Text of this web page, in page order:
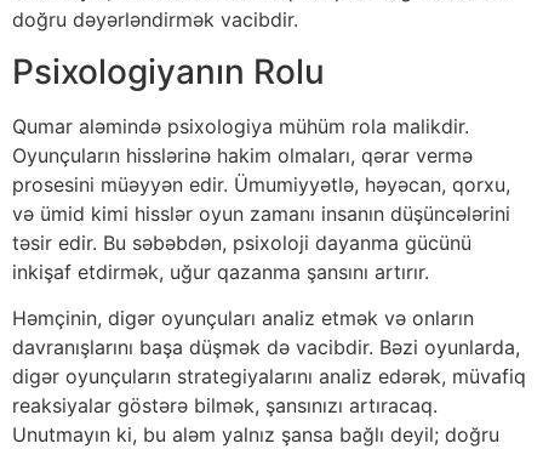
doğru dəyərləndirmək vacibdir.
Psixologiyanın Rolu
Qumar aləmində psixologiya mühüm rola malikdir.
Oyunçuların hisslərinə hakim olmaları, qərar vermə
prosesini müəyyən edir. Ümumiyyətlə, həyəcan, qorxu,
və ümid kimi hisslər oyun zamanı insanın düşüncələrini
təsir edir. Bu səbəbdən, psixoloji dayanma gücünü
inkişaf etdirmək, uğur qazanma şansını artırır.
Həmçinin, digər oyunçuları analiz etmək və onların
davranışlarını başa düşmək də vacibdir. Bəzi oyunlarda,
digər oyunçuların strategiyalarını analiz edərək, müvafiq
reaksiyalar göstərə bilmək, şansınızı artıracaq.
Unutmayın ki, bu aləm yalnız şansa bağlı deyil; doğru